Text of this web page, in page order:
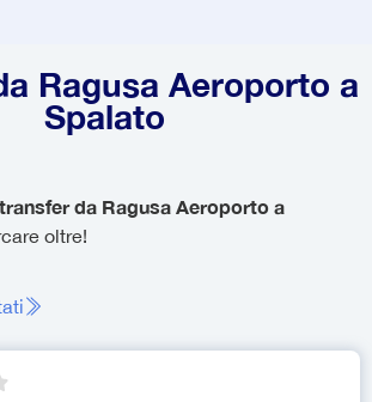
Ragusa Aeroporto a
Spalato
transfer da Ragusa Aeroporto a
oltre!